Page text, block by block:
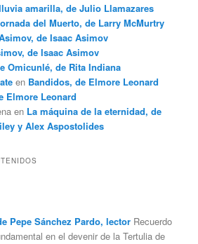
amarilla, de Julio Llamazares
del Muerto, de Larry McMurtry
de Isaac Asimov
de Isaac Asimov
Omicunlé, de Rita Indiana
en Bandidos, de Elmore Leonard
Elmore Leonard
en La máquina de la eternidad, de
y Alex Aspostolides
Pepe Sánchez Pardo, lectorRecuerdo
en el devenir de la Tertulia de